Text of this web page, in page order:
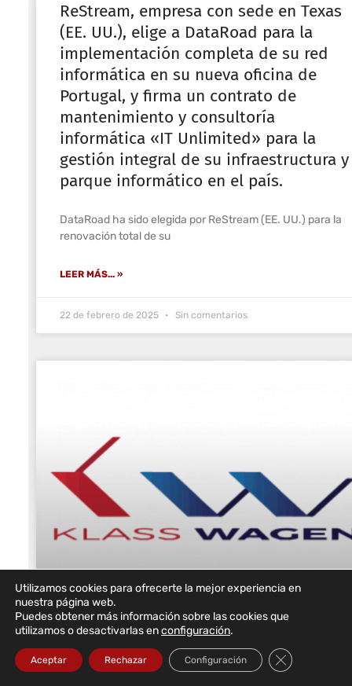
ReStream, empresa con sede en Texas
(EE. UU.), elige a DataRoad para la
implementación completa de su red
informática en su nueva oficina de
Portugal, y firma un contrato de
mantenimiento y consultoría
informática «IT Unlimited» para la
gestión integral de su infraestructura y
parque informático en el país.
DataRoad ha sido elegida por ReStream (EE. UU.) para la
renovación total de su
LEER MÁS... »
22 de febrero de 2025 Sin comentarios
Klass Wagen elige a DataRoad para
implantar la red informática, el Wi-Fi,
Utilizamos cookies para ofrecerte la mejor experiencia en
nuestra página web.
Puedes obtener más información sobre las cookies que
utilizamos o desactivarlas enconfiguración.
Aceptar Rechazar Configuración Cerrar el